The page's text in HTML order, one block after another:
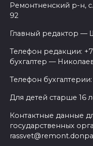
Ремонтненский р-н,
92
Главный редактор —
Телефон редакции:
бухгалтер —
Телефон
Для детей старше 16
Контактные данные
государственных